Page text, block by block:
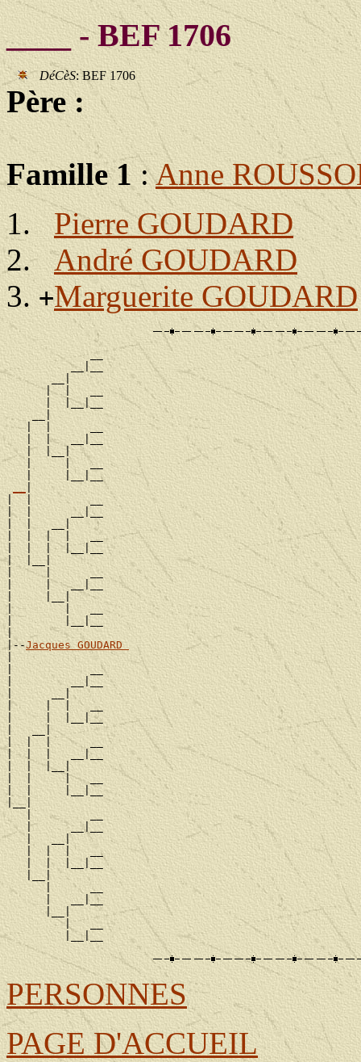
____ - BEF 1706
DéCèS: BEF 1706
Père :
Famille 1:Anne
Pierre GOUDARD
André GOUDARD
+Marguerite GOUDARD
             __
          __|__
       __|
      |  |   __
      |  |__|__
    __|
   |  |      __
   |  |   __|__
   |  |__|
   |     |   __
   |     |__|__
|  |         __
|  |      __|__
|  |   __|
|  |  |  |   __
|  |  |  |__|__
|  |__|
|     |      __
|     |   __|__
|     |__|
|        |   __
|        |__|__
|
|--Jacques GOUDARD
|
|            __
|         __|__
|      __|
|     |  |   __
|     |  |__|__
|   __|
|  |  |      __
|  |  |   __|__
|  |  |__|
|  |     |   __
|  |     |__|__
|__|
   |         __
   |      __|__
   |   __|
   |  |  |   __
   |  |  |__|__
   |__|
      |      __
      |   __|__
      |__|
         |   __
PERSONNES
PAGE D'ACCUEIL